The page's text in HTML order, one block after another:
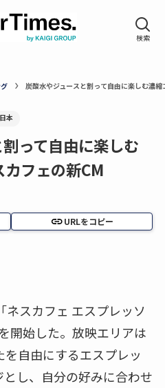
炭酸水やジュースと割って自由に楽しむ濃
本
って自由に楽しむ
フェの新CM
URLをコピー
スカフェ エスプレッソ
開始した。放映エリアは
自由にするエスプレッ
し、自分の好みに合わせ